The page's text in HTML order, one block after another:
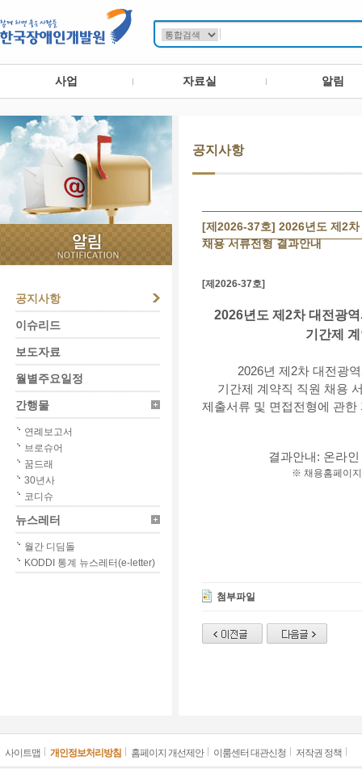
사업 자료실 알림
공지사항
이슈리드
보도자료
월별주요일정
간행물
연례보고서
브로슈어
꿈드래
30년사
코디슈
뉴스레터
월간 디딤돌
KODDI 통계 뉴스레터(e-letter)
공지사항
[제2026-37호] 2026년도 제2
채용 서류전형 결과안내
[제2026-37호]
2026년도 제2차 대전광
기간제
2026년 제2차 대전광
기간제 계약직 직원 채용
제출서류 및 면접전형에 관
결과안내: 온라
※ 채용홈페이
첨부파일
사이트맵 개인정보처리방침 홈페이지 개선제안 이룸센터 대관신청 저작권 정책